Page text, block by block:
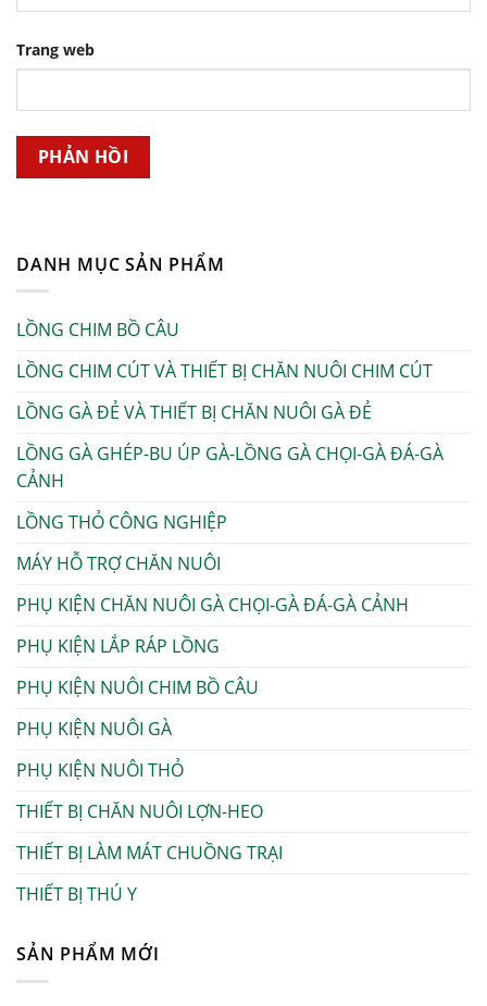
Trang web
DANH MỤC SẢN PHẨM
LỒNG CHIM BỒ CÂU
LỒNG CHIM CÚT VÀ THIẾT BỊ CHĂN NUÔI CHIM CÚT
LỒNG GÀ ĐẺ VÀ THIẾT BỊ CHĂN NUÔI GÀ ĐẺ
LỒNG GÀ GHÉP-BU ÚP GÀ-LỒNG GÀ CHỌI-GÀ ĐÁ-GÀ
CẢNH
LỒNG THỎ CÔNG NGHIỆP
MÁY HỖ TRỢ CHĂN NUÔI
PHỤ KIỆN CHĂN NUÔI GÀ CHỌI-GÀ ĐÁ-GÀ CẢNH
PHỤ KIỆN LẮP RÁP LỒNG
PHỤ KIỆN NUÔI CHIM BỒ CÂU
PHỤ KIỆN NUÔI GÀ
PHỤ KIỆN NUÔI THỎ
THIẾT BỊ CHĂN NUÔI LỢN-HEO
THIẾT BỊ LÀM MÁT CHUỒNG TRẠI
THIẾT BỊ THÚ Y
SẢN PHẨM MỚI